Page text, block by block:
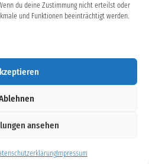
du deine Zustimmung nicht erteilst oder
und Funktionen beeinträchtigt werden.
ansehen
Impressum
des VHS Leiters Marco
Dehnert deutlich
Saraya Gomis, im